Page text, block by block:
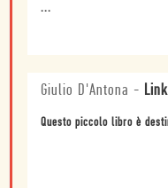
...
Giulio D'Antona -
Questo piccolo libro è